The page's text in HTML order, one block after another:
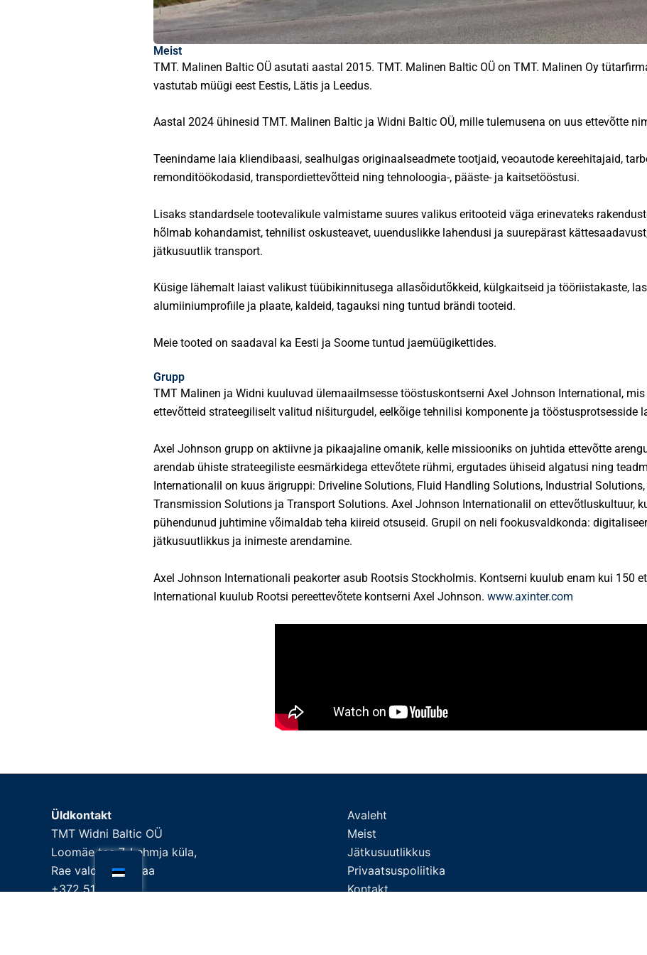
Meist
TMT. Malinen Baltic OÜ asutati aastal 2015. TMT. Malinen Baltic OÜ on TMT. Malinen Oy
vastutab müügi eest Eestis, Lätis ja Leedus.
Aastal 2024 ühinesid TMT. Malinen Baltic ja Widni Baltic OÜ, mille tulemusena on uus ettevõtte
Teenindame laia kliendibaasi, sealhulgas originaalseadmete tootjaid, veoautode kereehitajaid,
remonditöökodasid, transpordiettevõtteid ning tehnoloogia-, pääste- ja kaitsetööstusi.
Lisaks standardsele tootevalikule valmistame suures valikus eritooteid väga erinevateks
hõlmab kohandamist, tehnilist oskusteavet, uuenduslikke lahendusi ja suurepärast
jätkusuutlik transport.
Küsige lähemalt laiast valikust tüübikinnitusega allasõidutõkkeid, külgkaitseid ja tööriistakaste,
alumiiniumprofiile ja plaate, kaldeid, tagauksi ning tuntud brändi tooteid.
Meie tooted on saadaval ka Eesti ja Soome tuntud jaemüügikettides.
Grupp
TMT Malinen ja Widni kuuluvad ülemaailmsesse tööstuskontserni Axel Johnson International,
ettevõtteid strateegiliselt valitud nišiturgudel, eelkõige tehnilisi komponente ja tööstusprotsesside
Axel Johnson grupp on aktiivne ja pikaajaline omanik, kelle missiooniks on juhtida ettevõtte
arendab ühiste strateegiliste eesmärkidega ettevõtete rühmi, ergutades ühiseid algatusi ning
Internationalil on kuus ärigruppi: Driveline Solutions, Fluid Handling Solutions, Industrial
Transmission Solutions ja Transport Solutions. Axel Johnson Internationalil on ettevõtluskultuur,
pühendunud juhtimine võimaldab teha kiireid otsuseid. Grupil on neli fookusvaldkonda:
jätkusuutlikkus ja inimeste arendamine.
Axel Johnson Internationali peakorter asub Rootsis Stockholmis. Kontserni kuulub enam kui 150
International kuulub Rootsi pereettevõtete kontserni Axel Johnson. www.axinter.com
Üldkontakt
TMT Widni Baltic OÜ
Loomäe tee 7, Lehmja küla,
Rae vald, Harjumaa
+372 5190 2902
Avaleht
Meist
Jätkusuutlikkus
Privaatsuspoliitika
Kontakt